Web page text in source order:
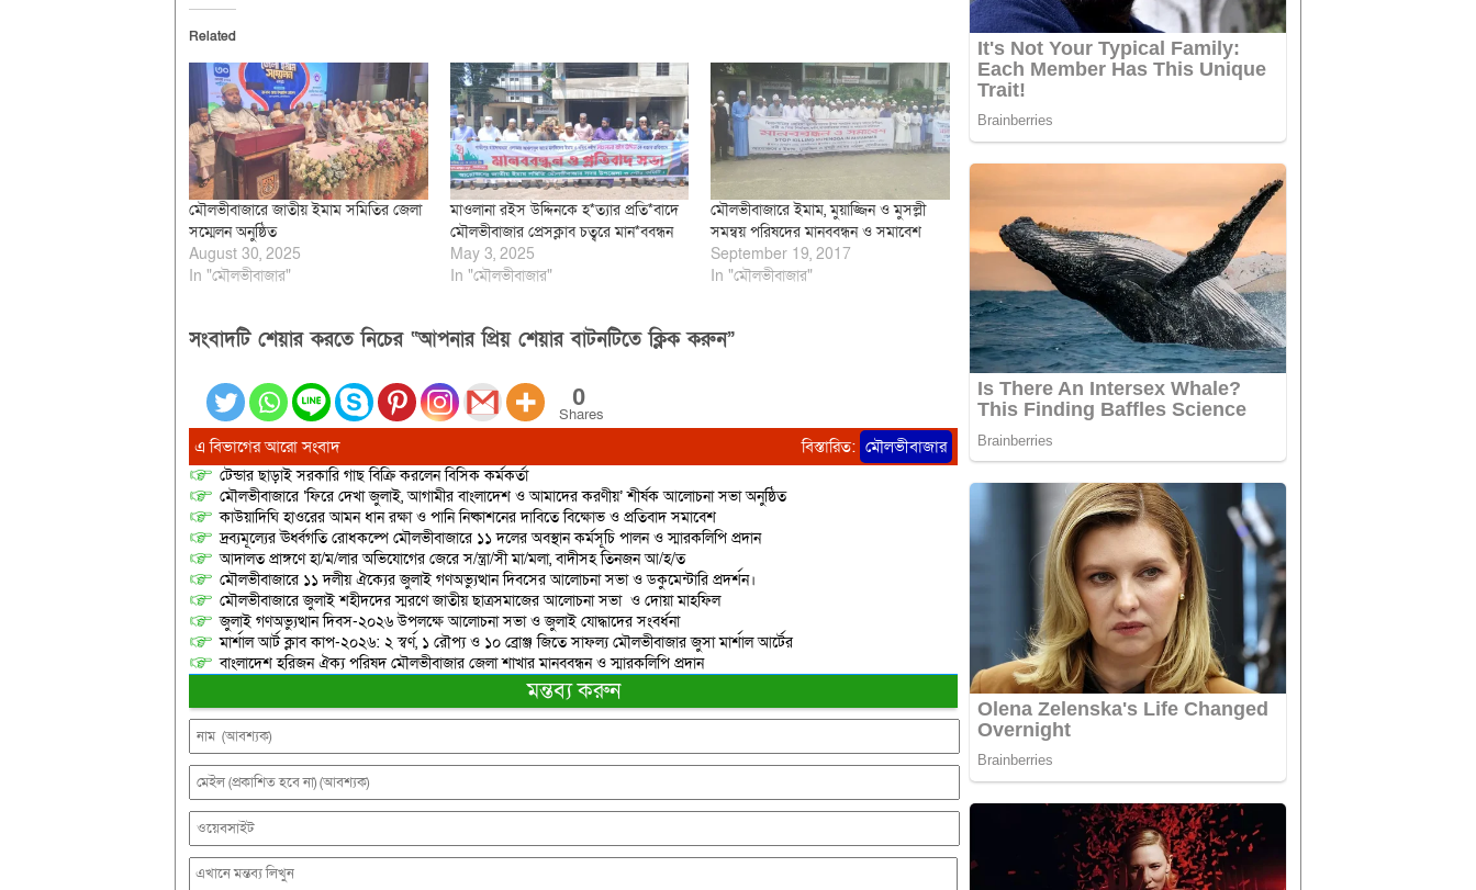
Related
মৌলভীবাজারে জাতীয় ইমাম সমিতির জেলা
সম্মেলন অনুষ্ঠিত
August 30, 2025
In "মৌলভীবাজার"
মাওলানা রইস উদ্দিনকে হ*ত্যার প্রতি*বাদে
মৌলভীবাজার প্রেসক্লাব চত্বরে মান*ববন্ধন
May 3, 2025
In "মৌলভীবাজার"
মৌলভীবাজারে ইমাম, মুয়াজ্জিন ও মুসল্লী
সমন্বয় পরিষদের মানববন্ধন ও সমাবেশ
September 19, 2017
In "মৌলভীবাজার"
সংবাদটি শেয়ার করতে নিচের “আপনার প্রিয় শেয়ার বাটনটিতে ক্লিক করুন”
0
Shares
এ বিভাগের আরো সংবাদ বিস্তারিত: মৌলভীবাজার
টেন্ডার ছাড়াই সরকারি গাছ বিক্রি করলেন বিসিক কর্মকর্তা
মৌলভীবাজারে ‘ফিরে দেখা জুলাই, আগামীর বাংলাদেশ ও আমাদের করণীয়’ শীর্ষক আলোচনা সভা অনুষ্ঠিত
কাউয়াদিঘি হাওরের আমন ধান রক্ষা ও পানি নিষ্কাশনের দাবিতে বিক্ষোভ ও প্রতিবাদ সমাবেশ
দ্রব্যমূল্যের ঊর্ধ্বগতি রোধকল্পে মৌলভীবাজারে ১১ দলের অবস্থান কর্মসূচি পালন ও স্মারকলিপি প্রদান
আদালত প্রাঙ্গণে হা/ম/লার অভিযোগের জেরে স/ন্ত্রা/সী মা/মলা, বাদীসহ তিনজন আ/হ/ত
মৌলভীবাজারে ১১ দলীয় ঐক্যের জুলাই গণঅভ্যুত্থান দিবসের আলোচনা সভা ও ডকুমেন্টারি প্রদর্শন।
মৌলভীবাজারে জুলাই শহীদদের স্মরণে জাতীয় ছাত্রসমাজের আলোচনা সভা ও দোয়া মাহফিল
জুলাই গণঅভ্যুত্থান দিবস-২০২৬ উপলক্ষে আলোচনা সভা ও জুলাই যোদ্ধাদের সংবর্ধনা
মার্শাল আর্ট ক্লাব কাপ-২০২৬: ২ স্বর্ণ, ১ রৌপ্য ও ১০ ব্রোঞ্জ জিতে সাফল্য মৌলভীবাজার জুসা মার্শাল আর্টের
বাংলাদেশ হরিজন ঐক্য পরিষদ মৌলভীবাজার জেলা শাখার মানববন্ধন ও স্মারকলিপি প্রদান
মন্তব্য করুন